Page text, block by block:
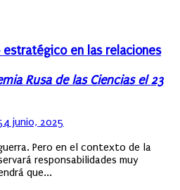
en las relaciones
Rusa de las Ciencias el 23
4 junio, 2025
Pero en el contexto de la
responsabilidades muy
que...